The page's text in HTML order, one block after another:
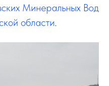
Минеральных Вод
области.